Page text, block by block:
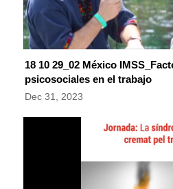
18 10 29_02 México
psicosociales en el trabajo
Dec 31, 2023